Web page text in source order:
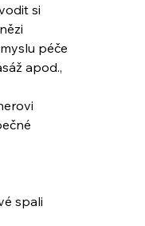
si
péče
apod.,
spali